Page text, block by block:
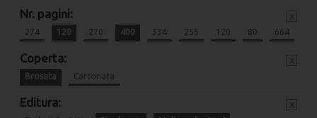
Nr. pagini:
274 120 270 400 334 256 120 80 664
Coperta:
Brosata Cartonata
Editura: